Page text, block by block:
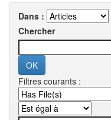
Dans :
Chercher
Filtres courants :